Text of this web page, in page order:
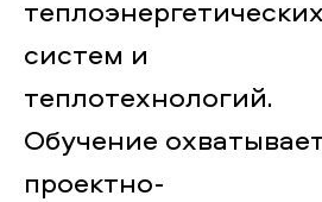
теплоэнергетических
систем и
теплотехнологий.
Обучение
проектно-